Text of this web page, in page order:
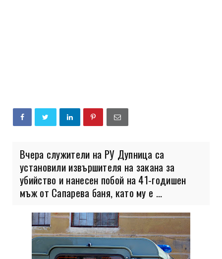
Вчера служители на РУ Дупница са
установили извършителя на закана за
убийство и нанесен побой на 41-годишен
мъж от Сапарева баня, като му е ...